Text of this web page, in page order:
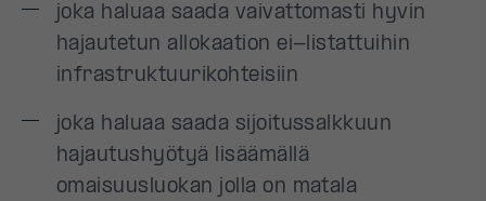
joka haluaa saada vaivattomasti hyvin
hajautetun allokaation ei-listattuihin
infrastruktuurikohteisiin
joka haluaa saada sijoitussalkkuun
hajautushyötyä lisäämällä
omaisuusluokan jolla on matala